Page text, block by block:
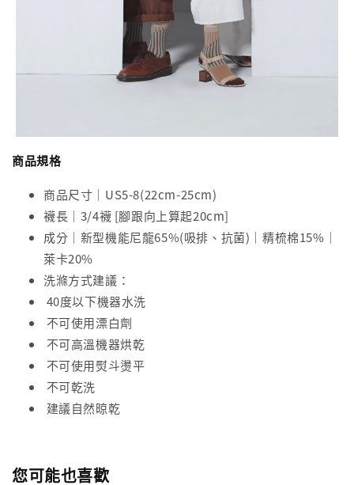
商品規格
商品尺寸｜US5-8(22cm-25cm)
襪長｜3/4襪 [腳跟向上算起20cm]
成分｜新型機能尼龍65%(吸排、抗菌)｜精梳棉15%｜
萊卡20%
洗滌方式建議：
40度以下機器水洗
不可使用漂白劑
不可高溫機器烘乾
不可使用熨斗燙平
不可乾洗
建議自然晾乾
您可能也喜歡